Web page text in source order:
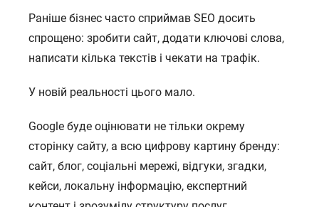
Раніше бізнес часто сприймав SEO досить
спрощено: зробити сайт, додати ключові слова,
написати кілька текстів і чекати на трафік.
У новій реальності цього мало.
Google буде оцінювати не тільки окрему
сторінку сайту, а всю цифрову картину бренду:
сайт, блог, соціальні мережі, відгуки, згадки,
кейси, локальну інформацію, експертний